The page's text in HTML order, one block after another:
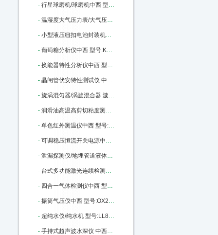
- 行星球磨机/球磨机中西 型号:TC06-XQM-4库号：M395264
- 温湿度大气压力表/大气压力计（带RS232接口）（中西器材） 型号:SO01/ZCYB-203库号：M398810
- 小型液压纽扣电池封装机（含拆卸模具封装模具） 型号:KJ01-MSK110库号：M400446
- 葡萄糖分析仪中西 型号:KX03-SBA-40C库号：M165227
- 换能器特性分析仪中西 型号:ZX-YPC260A库号：M176886
- 晶闸管伏安特性测试仪 中西型号:RH82/DBC-021库号：M186513
- 旋涡混匀器/涡旋混合器 漩涡混合仪（中西） 型号:M375967库号：M375967
- 润滑油高温高剪切粘度测定器 中西 型号:KD15-KD-H1706库号：M404041
- 单色红外测温仪中西 型号:SJ69-3025库号：M405943
- 可调稳压恒流开关电源中西 型号:GY22-YK-AD1220库号：M405945
- 泄漏探测仪/地埋管道液体和气体泄漏检测仪中西 型号:XLT-17库号：M284106
- 台式多功能激光连续检测粉尘仪中西 型号:PC03-80M/PC-3A库号：M391381
- 四合一气体检测仪中西 型号:MC2-XWHM-Y-CN 库号：M10847
- 振筒气压仪中西 型号:OX22-XDY01库号：M12448
- 超纯水仪/纯水机 型号:LL88-DBW-UP-120库号：M22760
- 手持式超声波水深仪 中西优势 50米 型号:CQ01-D130库号：M43497